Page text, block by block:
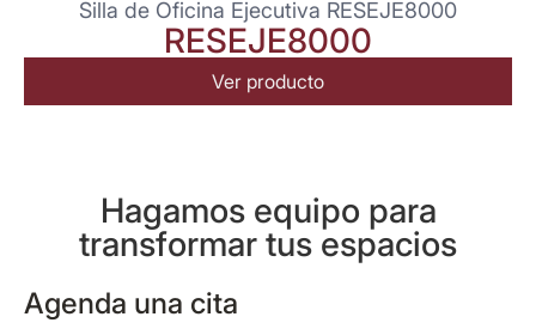
Silla de Oficina Ejecutiva RESEJE8000
RESEJE8000
Ver producto
Hagamos equipo para
transformar tus espacios
Agenda una cita